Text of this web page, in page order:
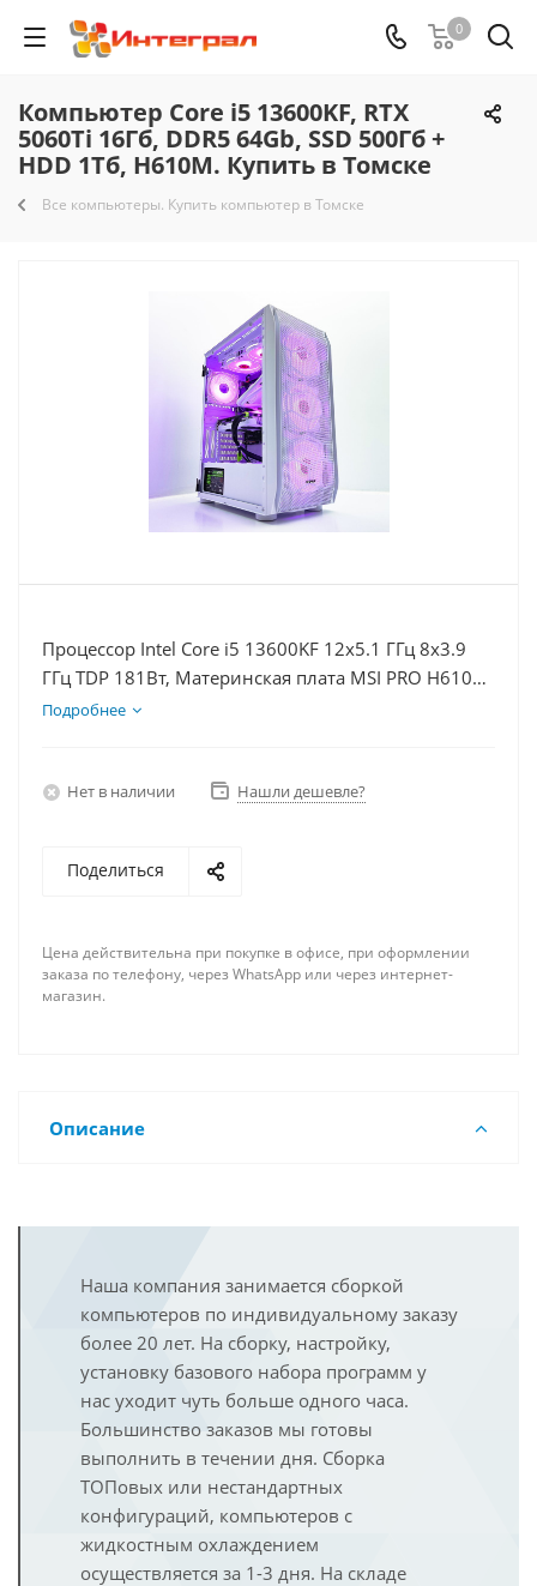
0
Компьютер Core i5 13600KF, RTX
5060Ti 16Гб, DDR5 64Gb, SSD 500Гб +
HDD 1Тб, H610M. Купить в Томске
Все компьютеры. Купить компьютер в Томске
Процессор Intel Core i5 13600KF 12x5.1 ГГц 8x3.9
ГГц TDP 181Вт, Материнская плата MSI PRO H610M-
E D5, Видеокарта RTX 5060Ti 16Гб, Память
Подробнее
Нет в наличии Нашли дешевле?
Поделиться
Цена действительна при покупке в офисе, при оформлении
заказа по телефону, через WhatsApp или через интернет-
магазин.
Описание
Наша компания занимается сборкой
компьютеров по индивидуальному заказу
более 20 лет. На сборку, настройку,
установку базового набора программ у
нас уходит чуть больше одного часа.
Большинство заказов мы готовы
выполнить в течении дня. Сборка
ТОПовых или нестандартных
конфигураций, компьютеров с
жидкостным охлаждением
осуществляется за 1-3 дня. На складе